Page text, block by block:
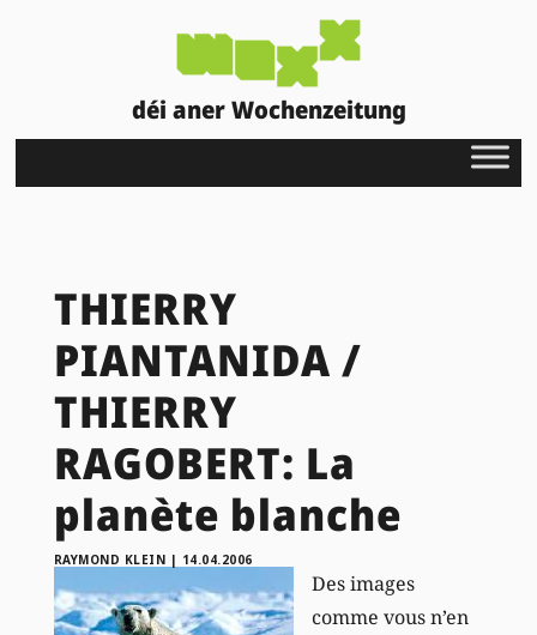
déi aner Wochenzeitung
THIERRY
PIANTANIDA /
THIERRY
RAGOBERT: La
planète blanche
RAYMOND KLEIN | 14.04.2006
Des images
comme vous n’en